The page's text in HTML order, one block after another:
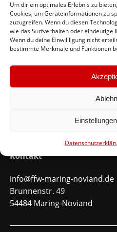
Um dir ein optimales Erlebnis zu
Cookies, um Geräteinformationen zu
zuzugreifen. Wenn du diesen
wie das Surfverhalten oder eindeutige
Wenn du deine Einwillligung nicht
bestimmte Merkmale und Funktionen
Feuerwehr Maring-Noviand
#immerda
Kontakt
info@ffw-maring-noviand.de
Brunnenstr. 49
54484 Maring-Noviand